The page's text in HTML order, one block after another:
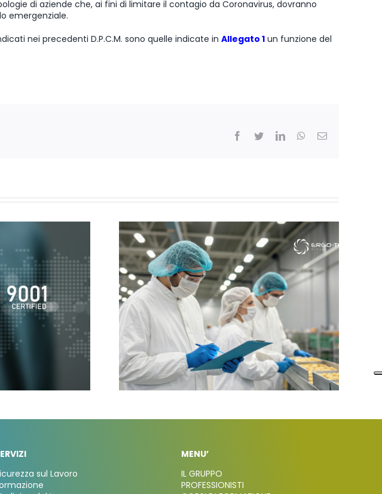
di aziende che, ai fini di limitare il contagio da Coronavirus, dovranno
emergenziale.
nei precedenti D.P.C.M. sono quelle indicate in Allegato 1 un funzione del
Facebook
TwitterLinkedInWhatsApp
Email
sul Lavoro
MENU’
IL GRUPPO
PROFESSIONISTI